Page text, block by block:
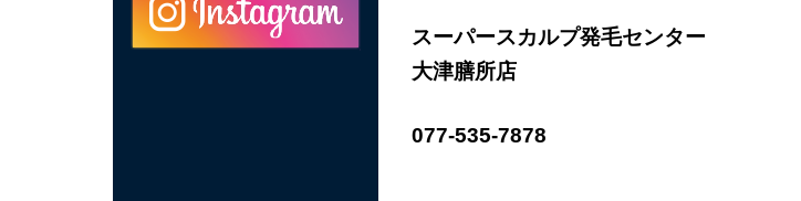
スーパースカルプ発毛センター
大津膳所店
077-535-7878